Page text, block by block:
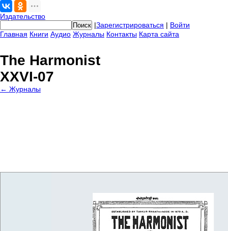
Издательство
|Зарегистрироваться | Войти
Главная Книги Аудио Журналы Контакты Карта сайта
The Harmonist
XXVI-07
← Журналы